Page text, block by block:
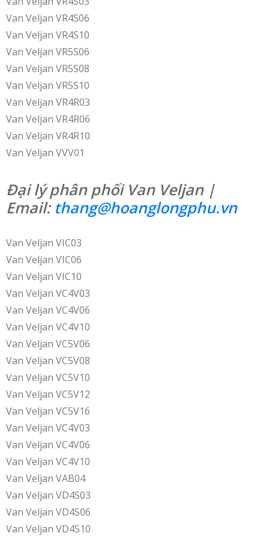
Van Veljan VR4S06
Van Veljan VR4S10
Van Veljan VR5S06
Van Veljan VR5S08
Van Veljan VR5S10
Van Veljan VR4R03
Van Veljan VR4R06
Van Veljan VR4R10
Van Veljan VVV01
Đại lý phân phối Van Veljan |
Email: thang@hoanglongphu.vn
Van Veljan VIC03
Van Veljan VIC06
Van Veljan VIC10
Van Veljan VC4V03
Van Veljan VC4V06
Van Veljan VC4V10
Van Veljan VC5V06
Van Veljan VC5V08
Van Veljan VC5V10
Van Veljan VC5V12
Van Veljan VC5V16
Van Veljan VC4V03
Van Veljan VC4V06
Van Veljan VC4V10
Van Veljan VAB04
Van Veljan VD4S03
Van Veljan VD4S06
Van Veljan VD4S10